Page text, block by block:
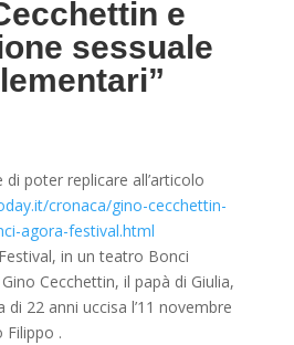
e
sessuale
poter replicare all’articolo
cronaca/gino-cecchettin-
agora-festival.html
in un teatro Bonci
Cecchettin, il papà di Giulia,
22 anni uccisa l’11 novembre
Filippo .